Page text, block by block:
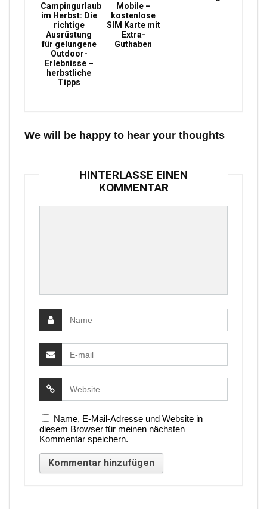
Campingurlaub
im Herbst: Die
richtige
Ausrüstung
für gelungene
Outdoor-
Erlebnisse –
herbstliche
Tipps
Mobile –
kostenlose
SIM Karte mit
Extra-
Guthaben
We will be happy to hear your thoughts
HINTERLASSE EINEN
KOMMENTAR
Name, E-Mail-Adresse und Website in
diesem Browser für meinen nächsten
Kommentar speichern.